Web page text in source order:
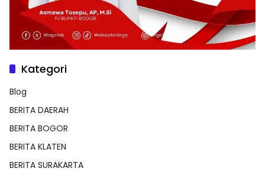
Kategori
Blog
BERITA DAERAH
BERITA BOGOR
BERITA KLATEN
BERITA SURAKARTA